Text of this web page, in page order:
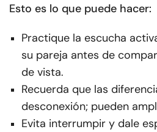
Esto es lo que puede hacer:
Practique la escucha
su pareja antes de
de vista.
Recuerda que las
desconexión; pueden
Evita interrumpir y dale